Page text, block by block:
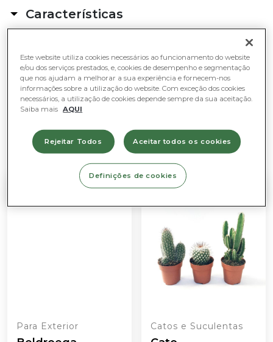
Sol indireto (>4h de luz)
Sol pleno
No Interior
Luz natural fraca
Muita luz natural (não sol direto)
Sem luz natural
Características
Catos e Suculentas
Difícil
Fácil de cuidar
Moderado
LIMPAR
Para Exterior Catos e Suculentas
Este website utiliza cookies necessários ao funcionamento do website
e/ou dos serviços prestados, e, cookies de desempenho e segmentação
que nos ajudam a melhorar a sua experiência e fornecem-nos
informações sobre a utilização do website. Com exceção dos cookies
necessários, a utilização de cookies depende sempre da sua aceitação.
Saiba mais AQUI
Rejeitar Todos Aceitar todos os cookies
Definições de cookies